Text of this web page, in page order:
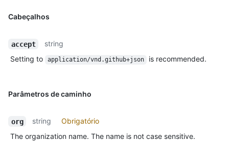
Cabeçalhos
accept
string
Setting to
application/vnd.github+json is recommended.
Parâmetros de caminho
org string
Obrigatório
The organization name. The name is not case sensitive.